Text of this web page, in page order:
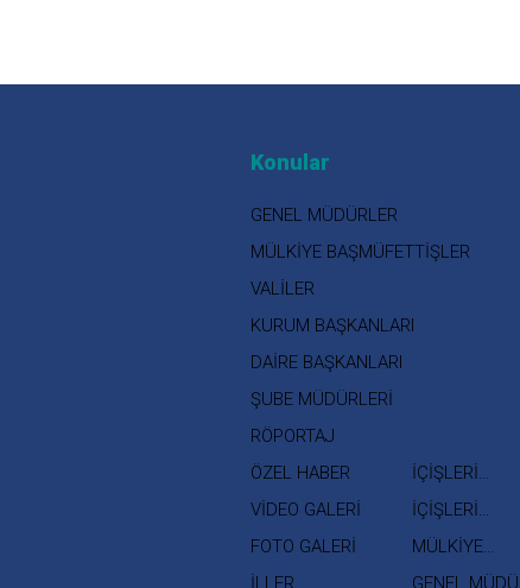
Konular
GENEL MÜDÜRLER
MÜLKİYE BAŞMÜFETTİŞLER
VALİLER
KURUM BAŞKANLARI
DAİRE BAŞKANLARI
ŞUBE MÜDÜRLERİ
RÖPORTAJ
ÖZEL HABER
VİDEO GALERİ
FOTO GALERİ
İLLER
İÇİŞLERİ
BAKANI
İÇİŞLERİ
BAKAN
YARDIMCISI
MÜLKİYE
MÜFETTİŞLERİ
GENEL MÜDÜR